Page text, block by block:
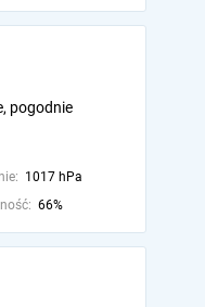
pogodnie
1017 hPa
66%